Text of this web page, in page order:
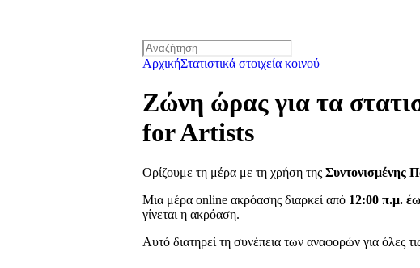
ΑρχικήΣτατιστικά στοιχεία κοινού
Ζώνη ώρας για τα
for Artists
Ορίζουμε τη μέρα με τη χρήση της Συντονισμένης
Μια μέρα online ακρόασης διαρκεί από 12:00 π.μ.
γίνεται η ακρόαση.
Αυτό διατηρεί τη συνέπεια των αναφορών για όλες